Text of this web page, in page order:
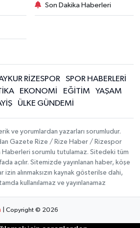
Son Dakika Haberleri
RİZESPOR
SPOR HABERLERİ
EKONOMİ EĞİTİM
YAŞAM
ÜLKE GÜNDEMİ
ve yorumlardan yazarları sorumludur.
Gazete Rize / Rize Haber / Rizespor
Haberleri sorumlu tutulamaz. Sitedeki tüm
açılır. Sitemizde yayınlanan haber, köşe
izin alınmaksızın kaynak gösterilse dahi,
kullanılamaz ve yayınlanamaz
| Copyright © 2026